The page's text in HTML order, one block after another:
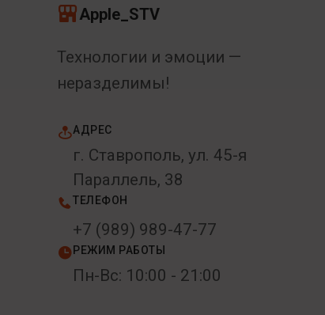
Apple_STV
Технологии и эмоции —
неразделимы!
АДРЕС
г. Ставрополь, ул. 45-я
Параллель, 38
ТЕЛЕФОН
+7 (989) 989-47-77
РЕЖИМ РАБОТЫ
Пн-Вс: 10:00 - 21:00